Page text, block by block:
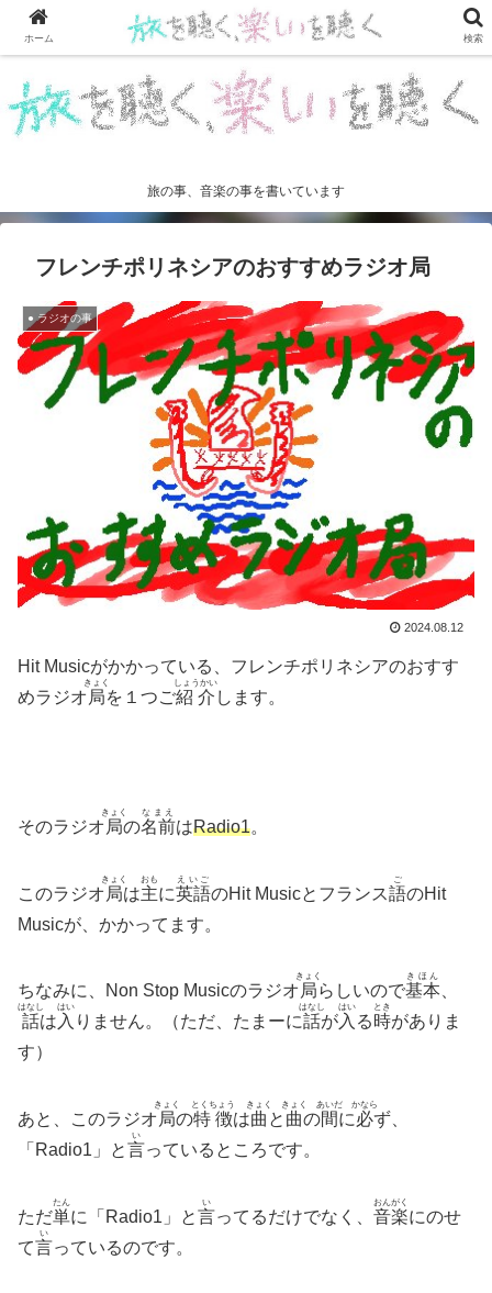
旅の事、音楽の事を書いています
フレンチポリネシアのおすすめラジオ局
● ラジオの事
2024.08.12
Hit Musicがかかっている、フレンチポリネシアのおすす
めラジオ局
きょく
を１つご紹介
しょうかい
します。
そのラジオ局
きょく
の名前
なまえ
はRadio1。
このラジオ局
きょく
は主
おも
に英語
えいご
のHit Musicとフランス語
ご
のHit
Musicが、かかってます。
ちなみに、Non Stop Musicのラジオ局
きょく
らしいので基本
きほん
、
話
はなし
は入
はい
りません。（ただ、たまーに話
はなし
が入
はい
る時
とき
がありま
す）
あと、このラジオ局
きょく
の特徴
とくちょう
は曲
きょく
と 曲
きょく
の間
あいだ
に必
かなら
ず、
「Radio1」と言
い
っているところです。
ただ単
たん
に「Radio1」と言
い
ってるだけでなく、 音楽
おんがく
にのせ
て言
い
っているのです。
ホーム 検索